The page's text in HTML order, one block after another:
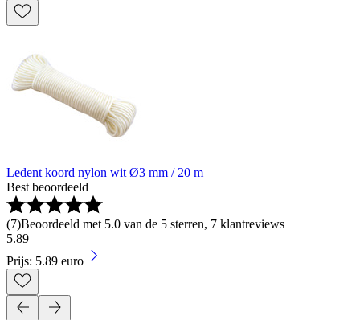
Ledent koord nylon wit Ø3 mm / 20 m
Best beoordeeld
(7)Beoordeeld met 5.0 van de 5 sterren, 7 klantreviews
5.89
Prijs: 5.89 euro